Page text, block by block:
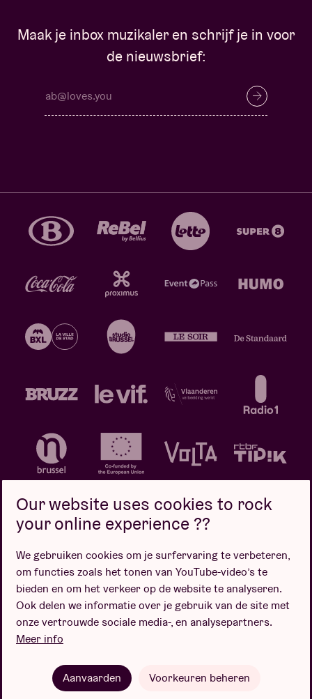
Maak je inbox muzikaler en schrijf je in voor
de nieuwsbrief:
Privacybeleid Cookiebeleid
Verkoopsvoorwaarden
Design door
Our website uses cookies to rock
your online experience ??
We gebruiken cookies om je surfervaring te verbeteren,
om functies zoals het tonen van YouTube-video’s te
bieden en om het verkeer op de website te analyseren.
Ook delen we informatie over je gebruik van de site met
onze vertrouwde sociale media-, en analysepartners.
Meer info
Aanvaarden Voorkeuren beheren